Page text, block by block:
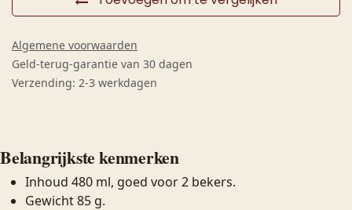
Algemene voorwaarden
Geld-terug-garantie van 30 dagen
Verzending: 2-3 werkdagen
Belangrijkste kenmerken
Inhoud 480 ml, goed voor 2 bekers.
Gewicht 85 g.